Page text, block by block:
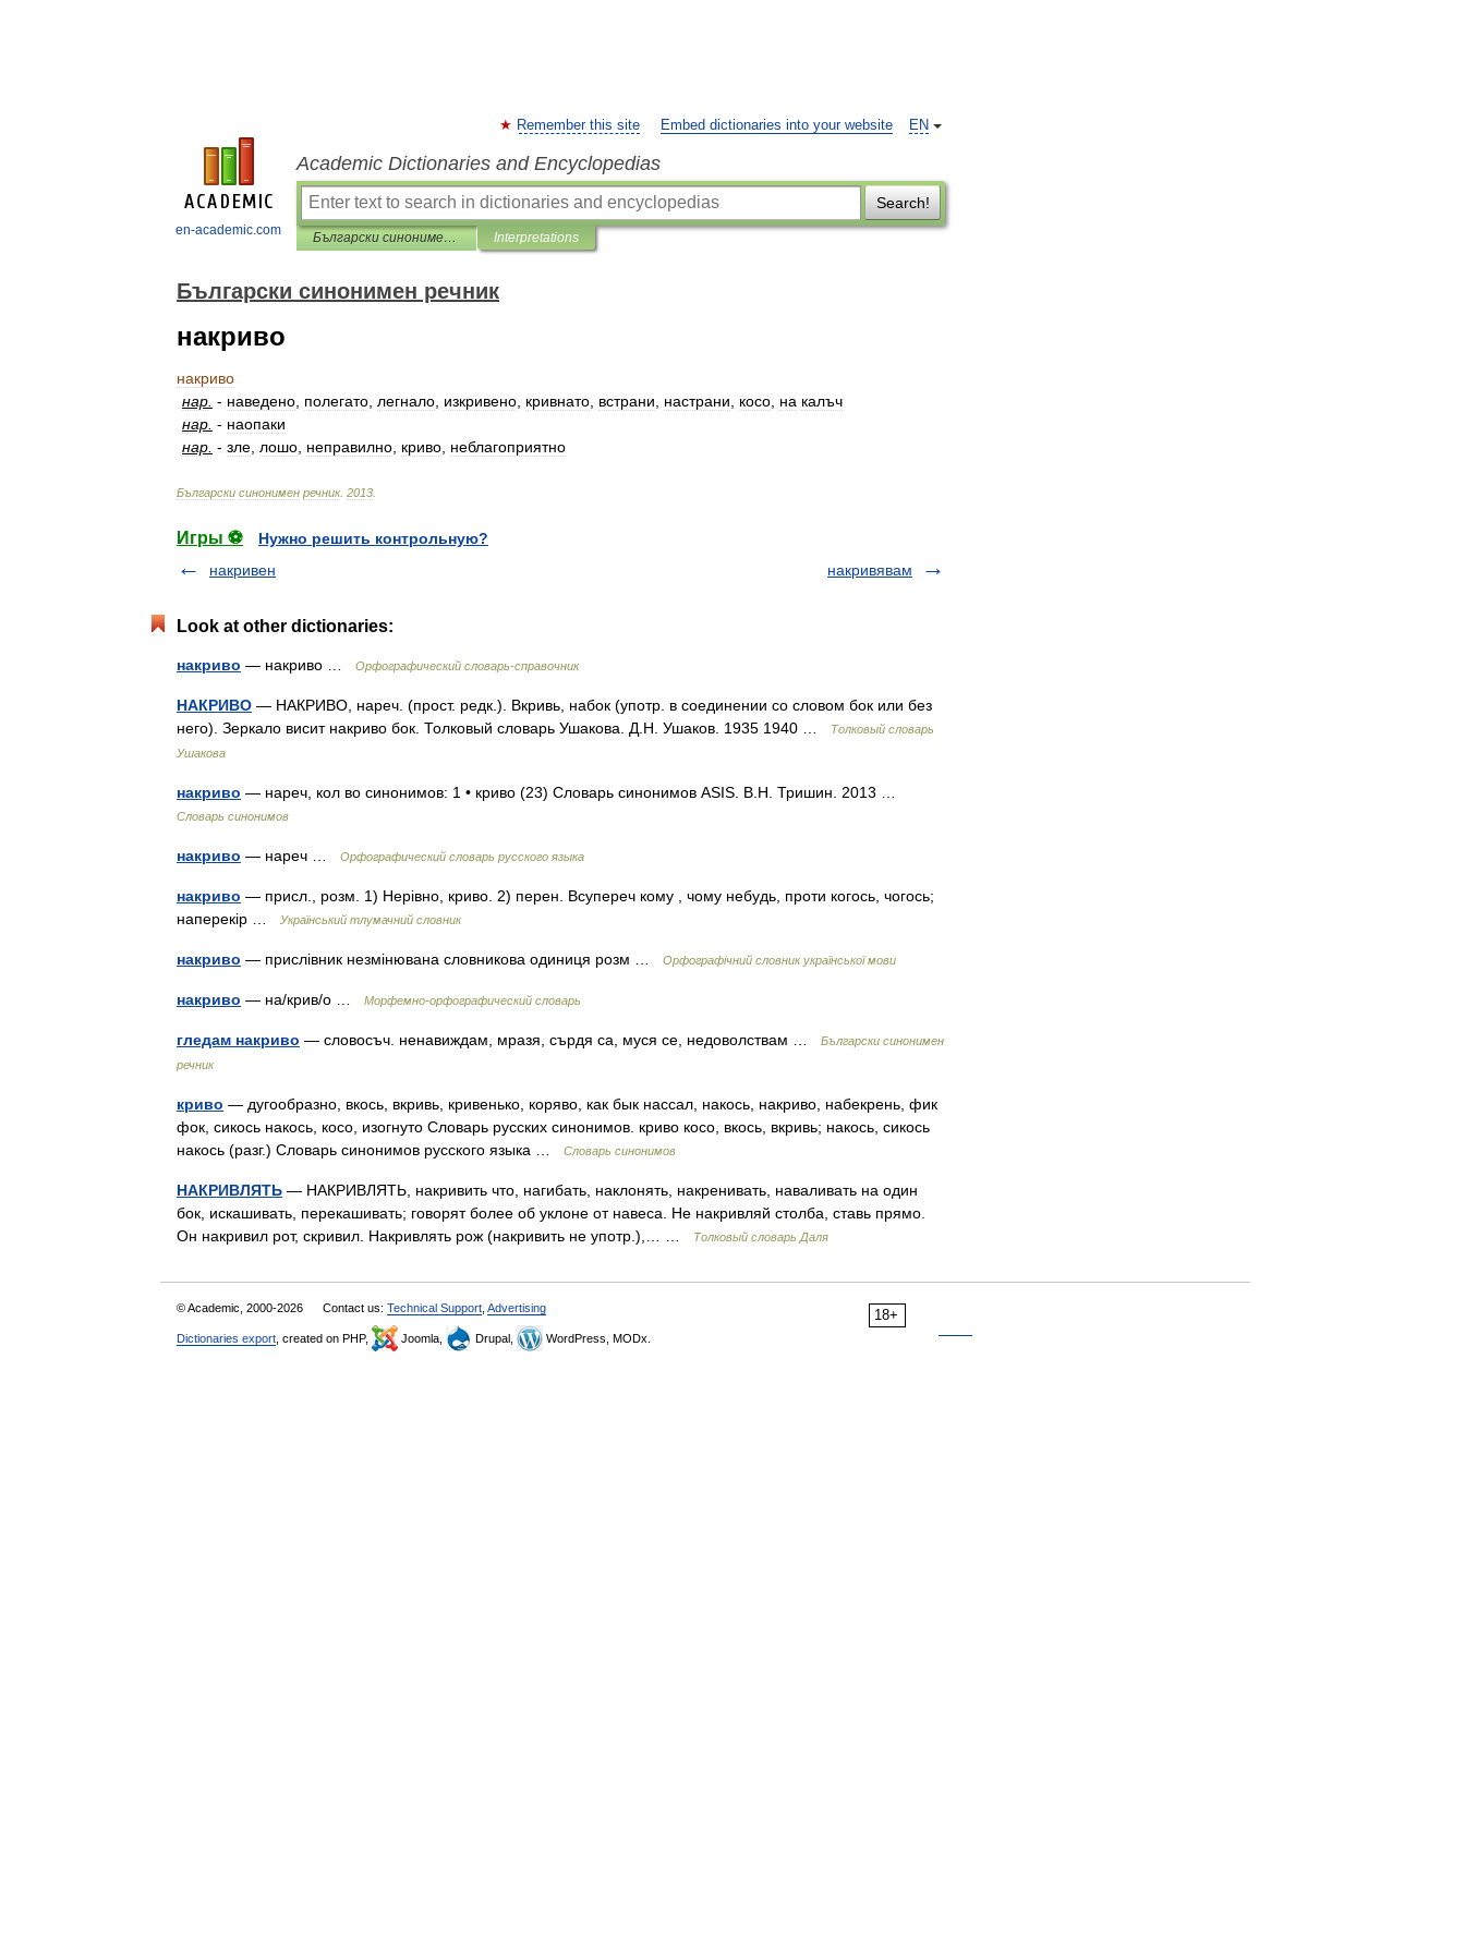
en-academic.com
EN
Remember this site Embed dictionaries into your website
Academic Dictionaries and Encyclopedias
Search!
Български синонимен речник Interpretations
Български синонимен речник
накриво
накриво
нар - наведено полегато легнало изкривено кривнато встрани настрани косо на калъч
нар - наопаки
нар - зле лошо неправилно криво неблагоприятно
Български синонимен речник. 2013
Игры ⚽
Нужно решить контрольную?
накривен
накривявам
Look at other dictionaries:
накриво — накриво … Орфографический словарь-справочник
НАКРИВО — НАКРИВО, нареч. (прост. редк.). Вкривь, набок (употр. в соединении со словом бок или без
него). Зеркало висит накриво бок. Толковый словарь Ушакова. Д.Н. Ушаков. 1935 1940 …
Толковый словарь
Ушакова
накриво — нареч, кол во синонимов: 1 • криво (23) Словарь синонимов ASIS. В.Н. Тришин. 2013 …
Словарь синонимов
накриво — нареч … Орфографический словарь русского языка
накриво — присл., розм. 1) Нерівно, криво. 2) перен. Всупереч кому , чому небудь, проти когось, чогось;
наперекір …
Український тлумачний словник
накриво — прислівник незмінювана словникова одиниця розм … Орфографічний словник української мови
накриво — на/крив/о … Морфемно-орфографический словарь
гледам накриво — словосъч. ненавиждам, мразя, сърдя са, муся се, недоволствам …
Български синонимен
речник
криво — дугообразно, вкось, вкривь, кривенько, коряво, как бык нассал, накось, накриво, набекрень, фик
фок, сикось накось, косо, изогнуто Словарь русских синонимов. криво косо, вкось, вкривь; накось, сикось
накось (разг.) Словарь синонимов русского языка …
Словарь синонимов
НАКРИВЛЯТЬ — НАКРИВЛЯТЬ, накривить что, нагибать, наклонять, накренивать, наваливать на один
бок, искашивать, перекашивать; говорят более об уклоне от навеса. Не накривляй столба, ставь прямо.
Он накривил рот, скривил. Накривлять рож (накривить не употр.),… …
Толковый словарь Даля
18+
© Academic, 2000-2026 Contact us: Technical Support Advertising
Dictionaries export , created on PHP, Joomla, Drupal, WordPress, MODx.